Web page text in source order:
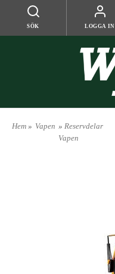
SÖK LOGGA IN
Hem » Vapen » Reservdelar
Vapen